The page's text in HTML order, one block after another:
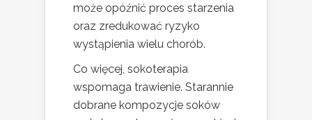
może opóźnić proces starzenia
oraz zredukować ryzyko
wystąpienia wielu chorób.
Co więcej, sokoterapia
wspomaga trawienie. Starannie
dobrane kompozycje soków